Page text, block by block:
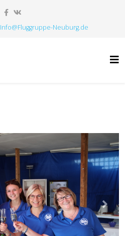
Info@Fluggruppe-Neuburg.de